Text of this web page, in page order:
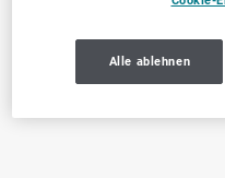
Alle ablehnen